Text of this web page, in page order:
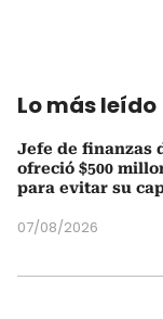
Lo más leído
Jefe de finanzas
ofreció $500
para evitar su
07/08/2026